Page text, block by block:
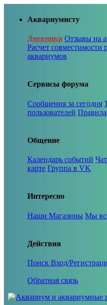
Аквариумисту
Дневники Отзывы на
Расчет совместимости
аквариумов
Сервисы форума
Сообщения за сегодня
пользователей Правила
Общение
Календарь событий
карте Группа в VK
Интересно
Наши Магазины Мы
Действия
Поиск Вход/
Обратная связь